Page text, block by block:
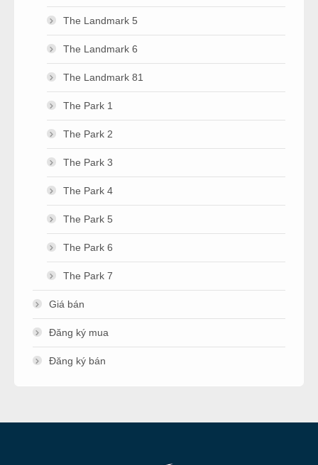
The Landmark 5
The Landmark 6
The Landmark 81
The Park 1
The Park 2
The Park 3
The Park 4
The Park 5
The Park 6
The Park 7
Giá bán
Đăng ký mua
Đăng ký bán